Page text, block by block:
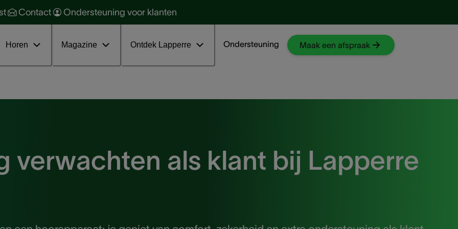
Contact Ondersteuning voor klanten
Horen Magazine Ontdek Lapperre Ondersteuning Maak een afspraak
en soorten
en behandelen
Ga naar NKO-web
verwachten als klant bij Lapperre